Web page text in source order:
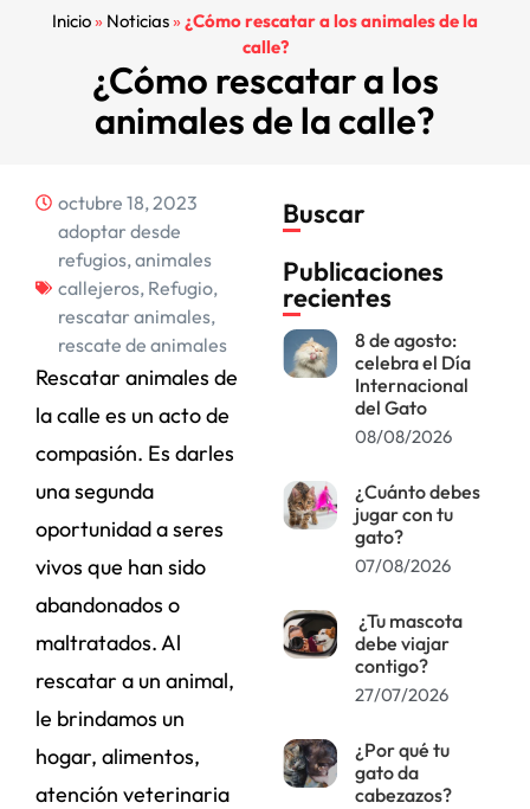
Inicio» Noticias»¿Cómo rescatar a los animales de la
calle?
¿Cómo rescatar a los
animales de la calle?
octubre 18, 2023
adoptar desde
refugios, animales
callejeros, Refugio,
rescatar animales,
rescate de animales
Rescatar animales de
la calle es un acto de
compasión. Es darles
una segunda
oportunidad a seres
vivos que han sido
abandonados o
maltratados. Al
rescatar a un animal,
le brindamos un
hogar, alimentos,
atención veterinaria
Buscar
Publicaciones
recientes
8 de agosto:
celebra el Día
Internacional
del Gato
08/08/2026
¿Cuánto debes
jugar con tu
gato?
07/08/2026
¿Tu mascota
debe viajar
contigo?
27/07/2026
¿Por qué tu
gato da
cabezazos?